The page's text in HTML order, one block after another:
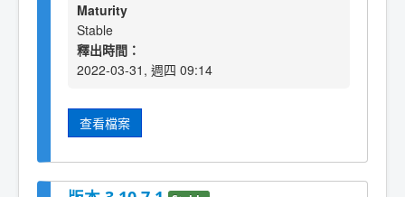
Maturity
Stable
釋出時間：
2022-03-31, 週四 09:14
查看檔案